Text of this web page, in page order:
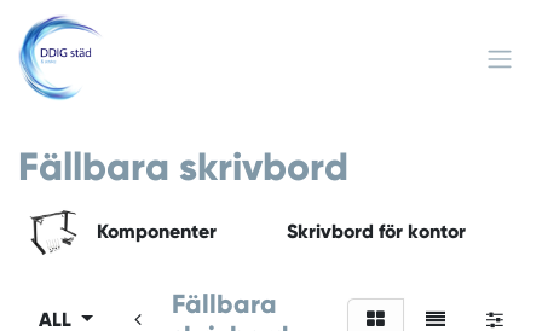
Hoppa till innehåll
Fällbara skrivbord
Komponenter Skrivbord för kontor
ALL
Fällbara